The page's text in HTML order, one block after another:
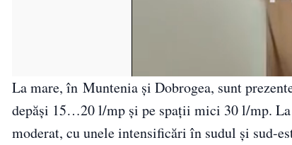
La mare, în Muntenia și Dobrogea, sunt
depăși 15…20 l/mp și pe spații mici 30 l/mp.
moderat, cu unele intensificări în sudul și sud-